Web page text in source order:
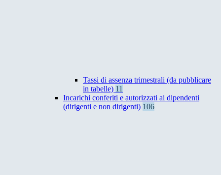
Tassi di assenza trimestrali (da pubblicare
in tabelle) 11
Incarichi conferiti e autorizzati ai dipendenti
(dirigenti e non dirigenti) 106